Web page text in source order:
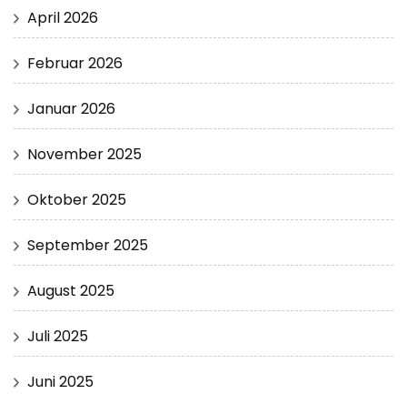
April 2026
Februar 2026
Januar 2026
November 2025
Oktober 2025
September 2025
August 2025
Juli 2025
Juni 2025